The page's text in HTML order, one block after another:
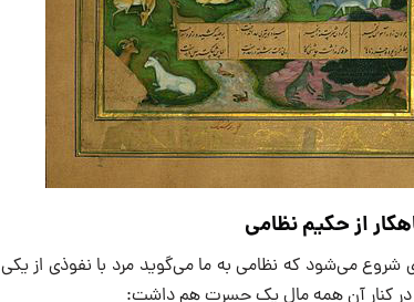
از حکیم نظامی
می‌شود که نظامی به ما می‌گوید مرد با نفوذی از یکی
در کنار آن همه مال یک حسرت هم داشت: